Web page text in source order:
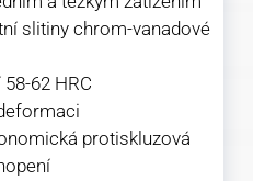
slitiny chrom-vanadové
62 HRC
protiskluzová